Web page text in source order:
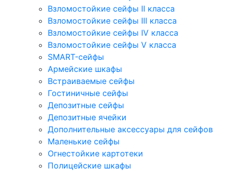
Взломостойкие сейфы II класса
Взломостойкие сейфы III класса
Взломостойкие сейфы IV класса
Взломостойкие сейфы V класса
SMART-сейфы
Армейские шкафы
Встраиваемые сейфы
Гостиничные сейфы
Депозитные сейфы
Депозитные ячейки
Дополнительные аксессуары для сейфов
Маленькие сейфы
Огнестойкие картотеки
Полицейские шкафы